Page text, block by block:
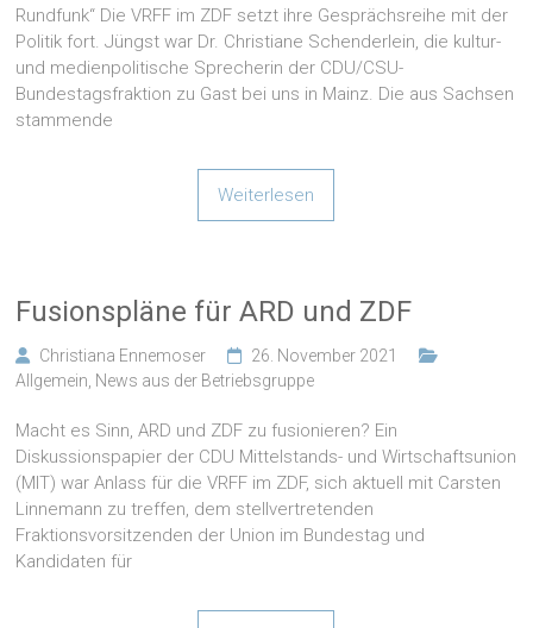
Rundfunk“ Die VRFF im ZDF setzt ihre Gesprächsreihe mit der
Politik fort. Jüngst war Dr. Christiane Schenderlein, die kultur-
und medienpolitische Sprecherin der CDU/CSU-
Bundestagsfraktion zu Gast bei uns in Mainz. Die aus Sachsen
stammende
Weiterlesen
Fusionspläne für ARD und ZDF
Christiana Ennemoser
26. November 2021
Allgemein News aus der Betriebsgruppe
Macht es Sinn, ARD und ZDF zu fusionieren? Ein
Diskussionspapier der CDU Mittelstands- und Wirtschaftsunion
(MIT) war Anlass für die VRFF im ZDF, sich aktuell mit Carsten
Linnemann zu treffen, dem stellvertretenden
Fraktionsvorsitzenden der Union im Bundestag und
Kandidaten für